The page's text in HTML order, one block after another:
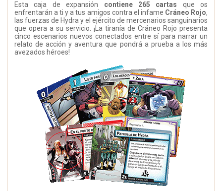
Esta caja de expansión contiene 265 cartas que os
enfrentarán a ti y a tus amigos contra el infame Cráneo Rojo,
las fuerzas de Hydra y el ejército de mercenarios sanguinarios
que opera a su servicio. ¡La tiranía de Cráneo Rojo presenta
cinco escenarios nuevos conectados entre sí para narrar un
relato de acción y aventura que pondrá a prueba a los más
avezados héroes!